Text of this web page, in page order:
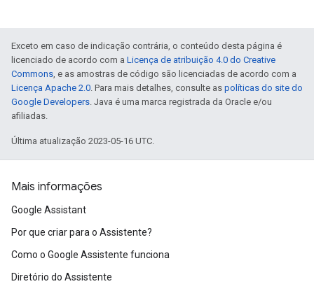
Exceto em caso de indicação contrária, o conteúdo desta página é
licenciado de acordo com a Licença de atribuição 4.0 do Creative
Commons, e as amostras de código são licenciadas de acordo com a
Licença Apache 2.0. Para mais detalhes, consulte as políticas do site do
Google Developers. Java é uma marca registrada da Oracle e/ou
afiliadas.
Última atualização 2023-05-16 UTC.
Mais informações
Google Assistant
Por que criar para o Assistente?
Como o Google Assistente funciona
Diretório do Assistente